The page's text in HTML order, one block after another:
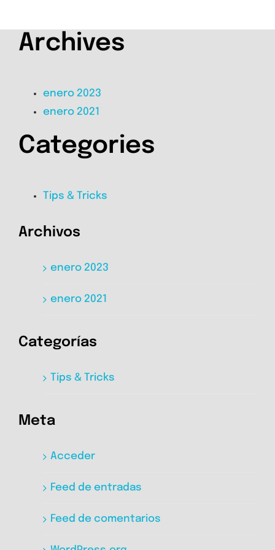
Archives
enero 2023
enero 2021
Categories
Tips & Tricks
Archivos
enero 2023
enero 2021
Categorías
Tips & Tricks
Meta
Acceder
Feed de entradas
Feed de comentarios